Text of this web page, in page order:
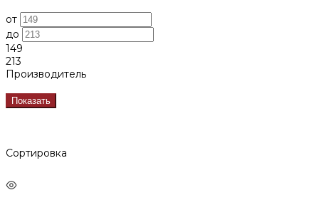
от
до
149
213
Производитель
Показать
Сортировка